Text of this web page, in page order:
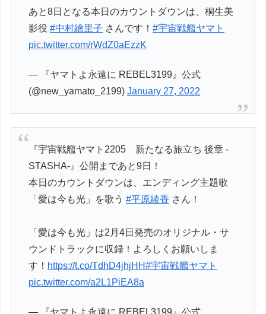
あと8日となる本日のカウントダウンは、桐生美
影役#中村繪里子 さんです！#宇宙戦艦ヤマト
pic.twitter.com/rWdZ0aEzzK
— 『ヤマトよ永遠に REBEL3199』公式
(@new_yamato_2199)January 27, 2022
『宇宙戦艦ヤマト2205 新たなる旅立ち 後章 -
STASHA-』公開まであと9日！
本日のカウントダウンは、エンディング主題歌
「愛は今も光」を歌う#平原綾香 さん！
「愛は今も光」は2月4日発売のオリジナル・サ
ウンドトラックに収録！よろしくお願いしま
す！ https://t.co/TdhD4jhjHH#宇宙戦艦ヤマト
pic.twitter.com/a2L1PiEA8a
— 『ヤマトよ永遠に REBEL3199』公式